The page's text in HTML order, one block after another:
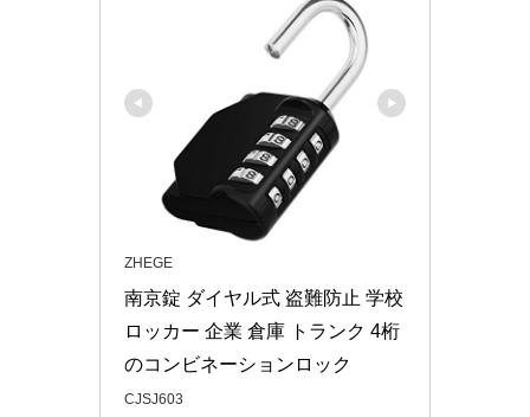
ZHEGE
南京錠 ダイヤル式 盗難防止 学校
ロッカー 企業 倉庫 トランク 4桁
のコンビネーションロック
CJSJ603